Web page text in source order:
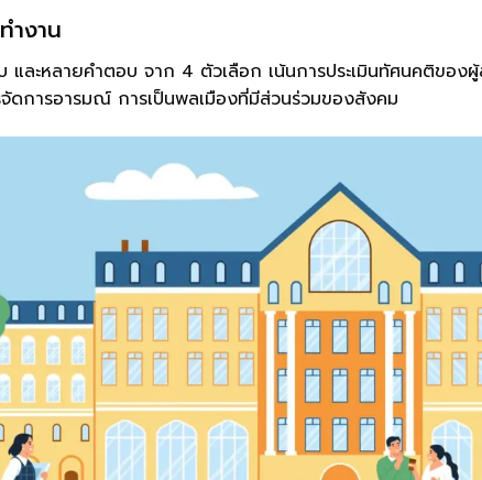
ำงาน
และหลายคำตอบ จาก 4 ตัวเลือก เน้นการประเมินทัศนคติขอ
ดการอารมณ์ การเป็นพลเมืองที่มีส่วนร่วมของสังคม